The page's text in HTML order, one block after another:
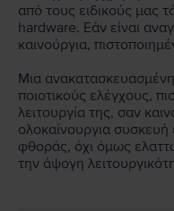
από τους ειδικούς μας
hardware. Εάν είναι
καινούργια,
Μια
ποιοτικούς ελέγχους,
λειτουργία της, σαν
ολοκαίνουργια συσκευή
φθοράς, όχι όμως
την άψογη